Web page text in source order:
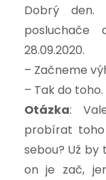
Dobrý den.
28.09.2020.
– Začneme
– Tak do toho.
Otázka:
probírat toho
sebou? Už
on je zač,